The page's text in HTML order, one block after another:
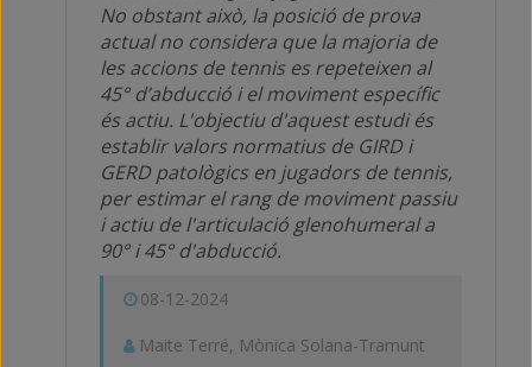
No obstant això, la posició de prova
actual no considera que la majoria de
les accions de tennis es repeteixen al
45° d’abducció i el moviment específic
és actiu. L'objectiu d'aquest estudi és
establir valors normatius de GIRD i
GERD patològics en jugadors de tennis,
per estimar el rang de moviment passiu
i actiu de l'articulació glenohumeral a
90° i 45° d'abducció.
08-12-2024
Maite Terré, Mònica Solana-Tramunt